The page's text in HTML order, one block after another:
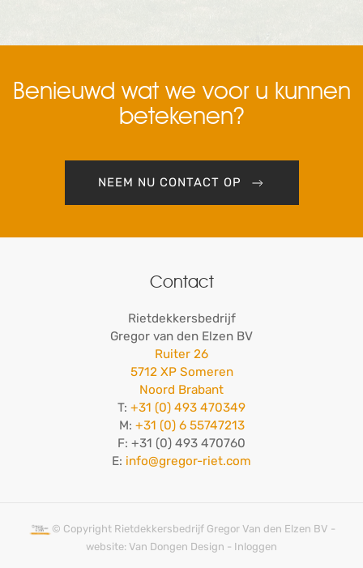
Benieuwd wat we voor u kunnen
betekenen?
NEEM NU CONTACT OP
Contact
Rietdekkersbedrijf
Gregor van den Elzen BV
Ruiter 26
5712 XP Someren
Noord Brabant
T: +31 (0) 493 470349
M: +31 (0) 6 55747213
F: +31 (0) 493 470760
E: info@gregor-riet.com
© Copyright Rietdekkersbedrijf Gregor Van den Elzen BV -
website: Van Dongen Design - Inloggen